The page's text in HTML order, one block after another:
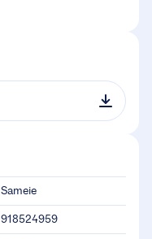
Sameie
918524959